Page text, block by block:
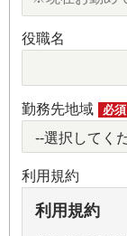
役職名
勤務先地域 必須
利用規約
利用規約